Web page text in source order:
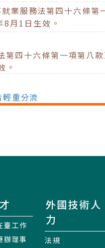
業服務法第四十六條
月1日生效。
第四十六條第一項第
。
重分流
臺工作
辦理事
外國技術人
力
法規